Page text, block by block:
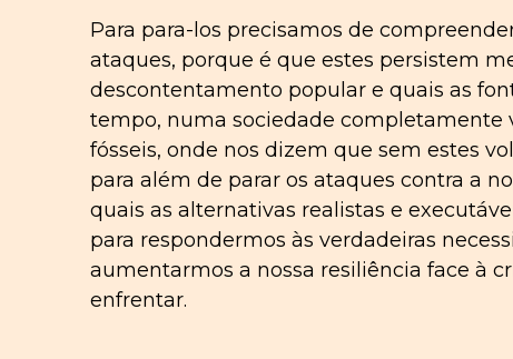
Para para-los precisamos de
ataques, porque é que estes persistem
descontentamento popular e quais as
tempo, numa sociedade completamente
fósseis, onde nos dizem que sem estes
para além de parar os ataques contra a
quais as alternativas realistas e
para respondermos às verdadeiras
aumentarmos a nossa resiliência face à
enfrentar.